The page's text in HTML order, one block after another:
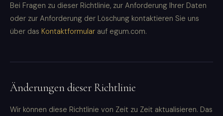
Bei Fragen zu dieser Richtlinie, zur Anforderung Ihrer Daten
oder zur Anforderung der Löschung kontaktieren Sie uns
über das Kontaktformular auf egum.com.
Änderungen dieser Richtlinie
Wir können diese Richtlinie von Zeit zu Zeit aktualisieren. Das